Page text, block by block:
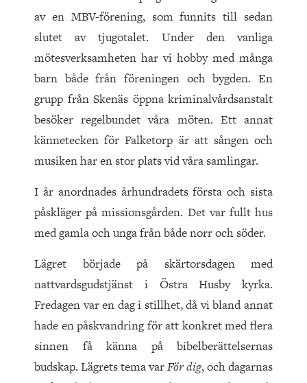
av en MBV-förening, som funnits till sedan
slutet av tjugotalet. Under den vanliga
mötesverksamheten har vi hobby med många
barn både från föreningen och bygden. En
grupp från Skenäs öppna kriminalvårdsanstalt
besöker regelbundet våra möten. Ett annat
kännetecken för Falketorp är att sången och
musiken har en stor plats vid våra samlingar.
I år anordnades århundradets första och sista
påskläger på missionsgården. Det var fullt hus
med gamla och unga från både norr och söder.
Lägret började på skärtorsdagen med
nattvardsgudstjänst i Östra Husby kyrka.
Fredagen var en dag i stillhet, då vi bland annat
hade en påskvandring för att konkret med flera
sinnen få känna på bibelberättelsernas
budskap. Lägrets tema varFör dig, och dagarnas